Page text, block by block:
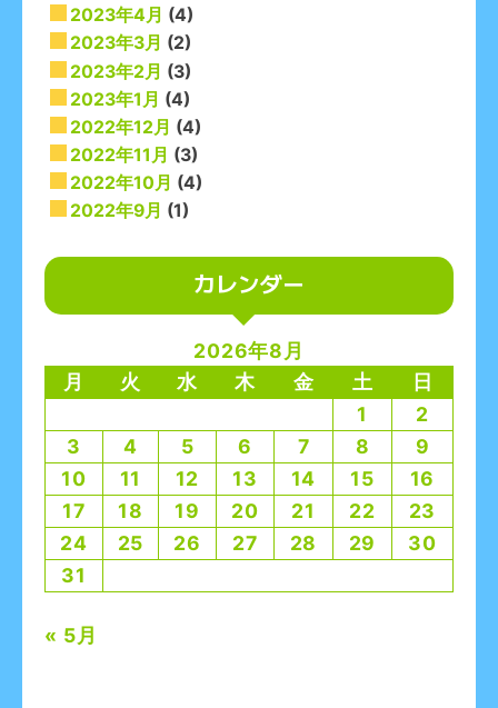
2023年4月 (4)
2023年3月 (2)
2023年2月 (3)
2023年1月 (4)
2022年12月 (4)
2022年11月 (3)
2022年10月 (4)
2022年9月 (1)
カレンダー
2026年8月
月
火 水 木 金 土
日
1
2
3
4 5 6 7 8
9
10
11 12 13 14 15
16
17
18 19 20 21 22
23
24
25 26 27 28 29
30
31
« 5月